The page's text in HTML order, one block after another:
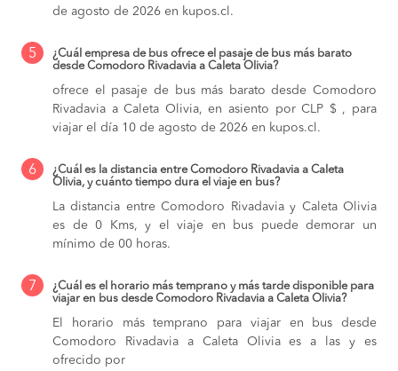
de agosto de 2026 en kupos.cl.
5
¿Cuál empresa de bus ofrece el pasaje de bus más barato
desde Comodoro Rivadavia a Caleta Olivia?
ofrece el pasaje de bus más barato desde Comodoro
Rivadavia a Caleta Olivia, en asiento por CLP $ , para
viajar el día 10 de agosto de 2026 en kupos.cl.
6
¿Cuál es la distancia entre Comodoro Rivadavia a Caleta
Olivia, y cuánto tiempo dura el viaje en bus?
La distancia entre Comodoro Rivadavia y Caleta Olivia
es de 0 Kms, y el viaje en bus puede demorar un
mínimo de 00 horas.
7
¿Cuál es el horario más temprano y más tarde disponible para
viajar en bus desde Comodoro Rivadavia a Caleta Olivia?
El horario más temprano para viajar en bus desde
Comodoro Rivadavia a Caleta Olivia es a las y es
ofrecido por